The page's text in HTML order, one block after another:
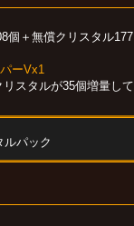
個＋無償クリスタル177
ーVx1
スタルが35個増量して
パック